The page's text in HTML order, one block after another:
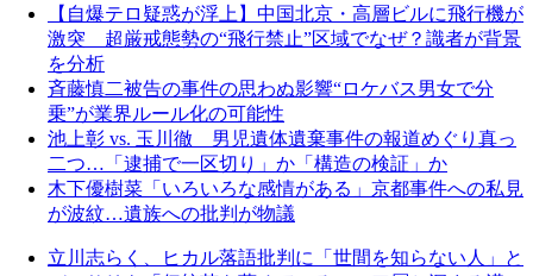
【自爆テロ疑惑が浮上】中国北京・高層ビルに飛行機が
激突 超厳戒態勢の“飛行禁止”区域でなぜ？識者が背景
を分析
斉藤慎二被告の事件の思わぬ影響“ロケバス男女で分
乗”が業界ルール化の可能性
池上彰 vs. 玉川徹 男児遺体遺棄事件の報道めぐり真っ
二つ…「逮捕で一区切り」か「構造の検証」か
木下優樹菜「いろいろな感情がある」京都事件への私見
が波紋…遺族への批判が物議
立川志らく、ヒカル落語批判に「世間を知らない人」と